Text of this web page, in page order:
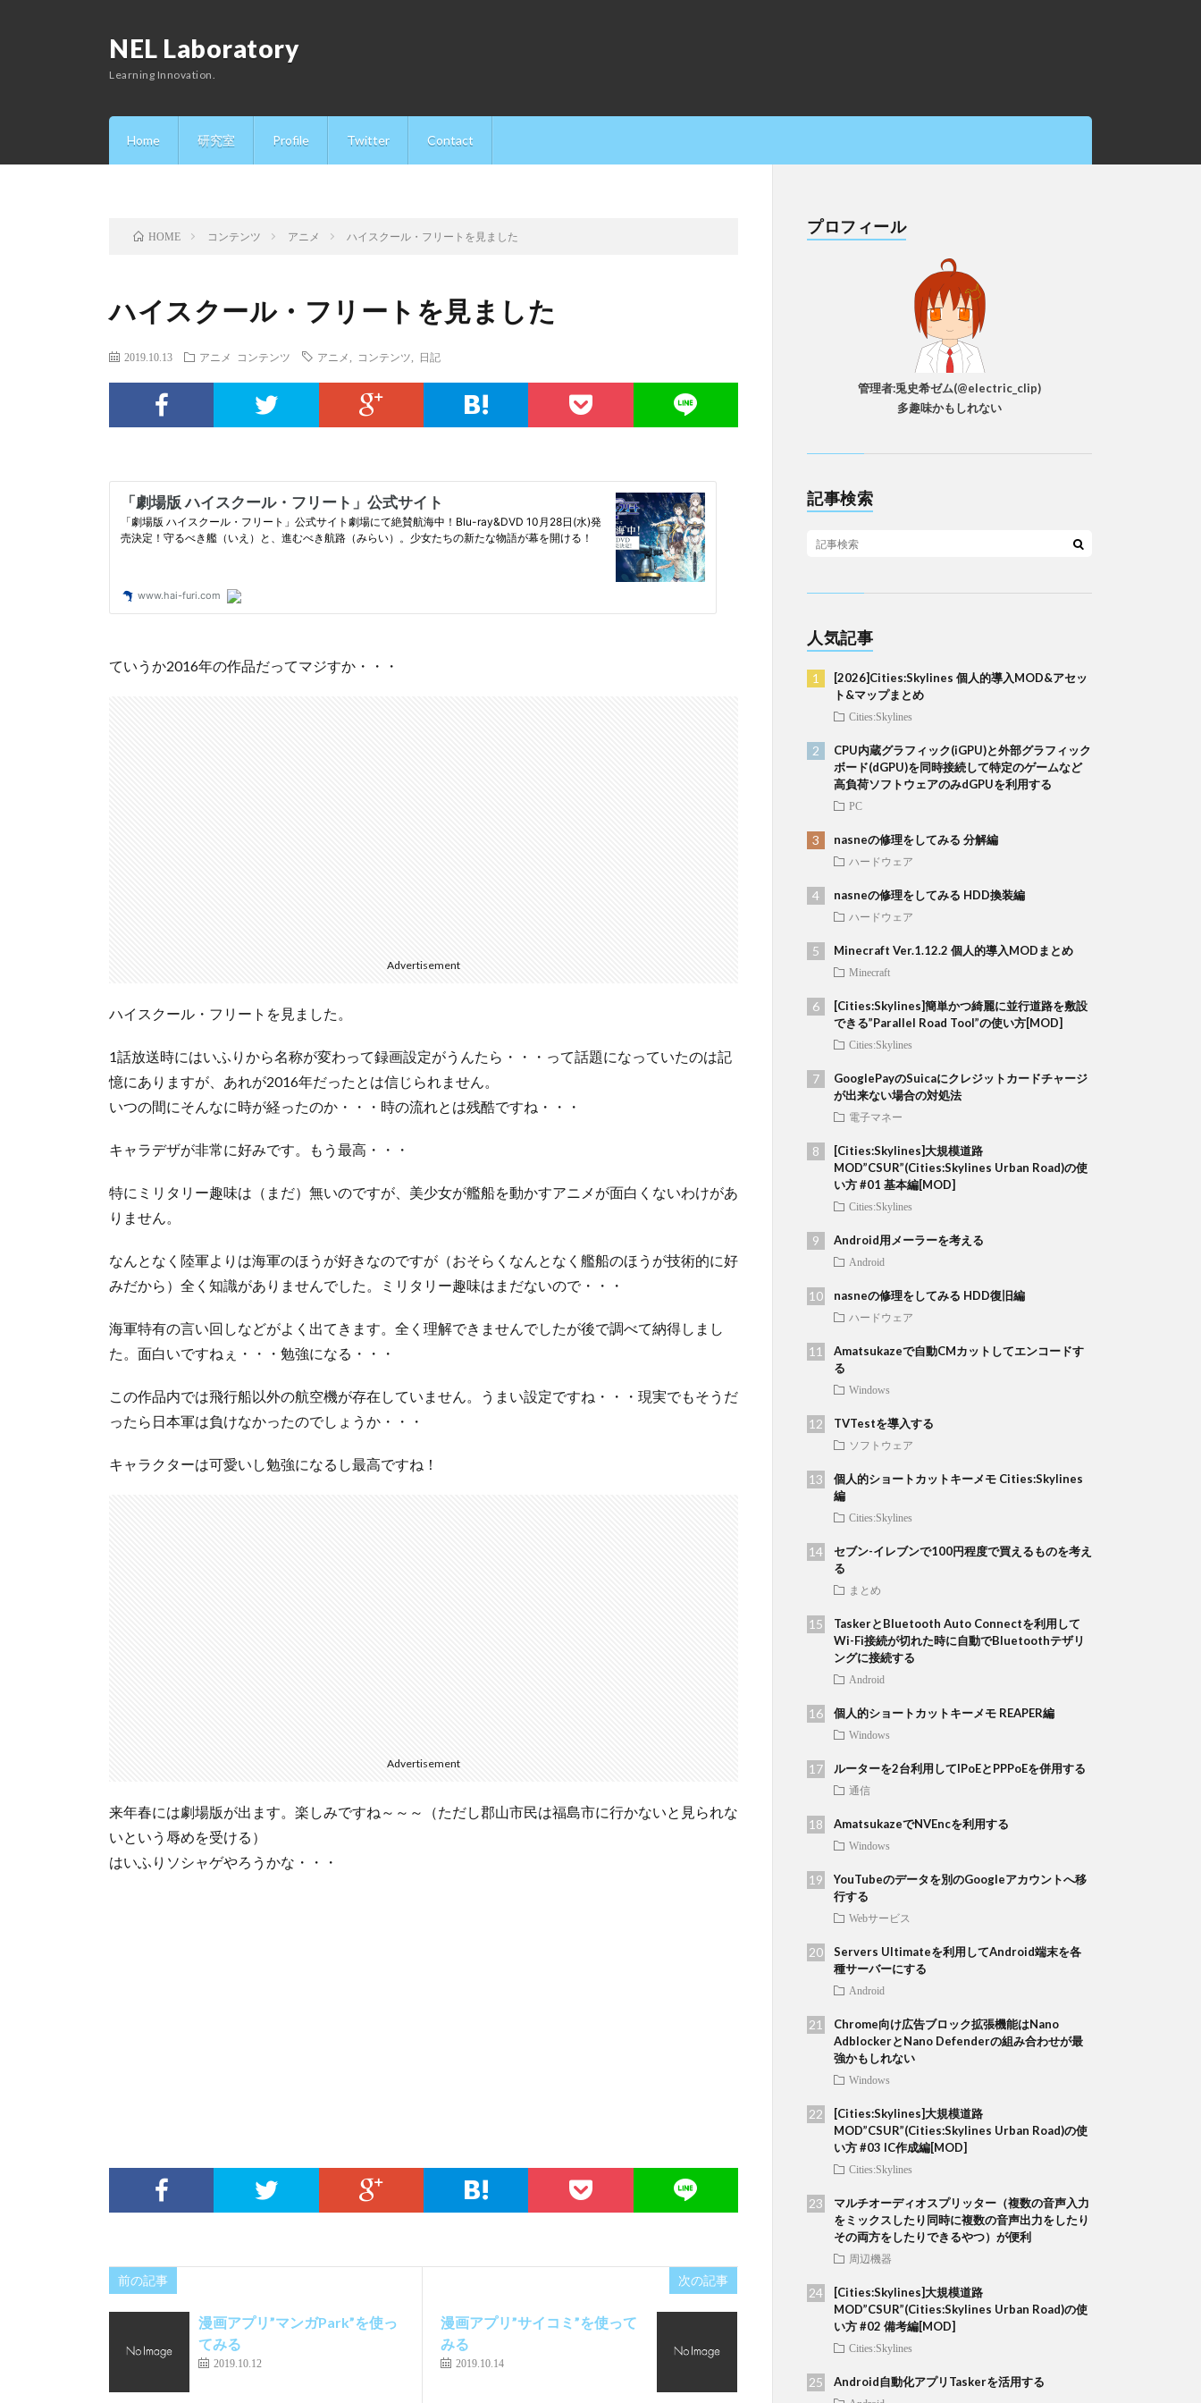
NEL Laboratory
Learning Innovation.
Home 研究室 Profile Twitter Contact
HOME コンテンツ アニメ ハイスクール・フリートを見ました
ハイスクール・フリートを見ました
2019.10.13 アニメ コンテンツ アニメ コンテンツ 日記
ていうか2016年の作品だってマジすか・・・
Advertisement
ハイスクール・フリートを見ました。
1話放送時にはいふりから名称が変わって録画設定がうんたら・・・って話題になっていたのは記
憶にありますが、あれが2016年だったとは信じられません。
いつの間にそんなに時が経ったのか・・・時の流れとは残酷ですね・・・
キャラデザが非常に好みです。もう最高・・・
特にミリタリー趣味は（まだ）無いのですが、美少女が艦船を動かすアニメが面白くないわけがあ
りません。
なんとなく陸軍よりは海軍のほうが好きなのですが（おそらくなんとなく艦船のほうが技術的に好
みだから）全く知識がありませんでした。ミリタリー趣味はまだないので・・・
海軍特有の言い回しなどがよく出てきます。全く理解できませんでしたが後で調べて納得しまし
た。面白いですねぇ・・・勉強になる・・・
この作品内では飛行船以外の航空機が存在していません。うまい設定ですね・・・現実でもそうだ
ったら日本軍は負けなかったのでしょうか・・・
キャラクターは可愛いし勉強になるし最高ですね！
Advertisement
来年春には劇場版が出ます。楽しみですね～～～（ただし郡山市民は福島市に行かないと見られな
いという辱めを受ける）
はいふりソシャゲやろうかな・・・
前の記事
漫画アプリ”マンガPark”を使っ
てみる
2019.10.12
次の記事
漫画アプリ”サイコミ”を使って
みる
2019.10.14
プロフィール
管理者:兎史希ゼム(@electric_clip)
多趣味かもしれない
記事検索
人気記事
[2026]Cities:Skylines 個人的導入MOD&アセッ
ト&マップまとめ
Cities:Skylines
CPU内蔵グラフィック(iGPU)と外部グラフィック
ボード(dGPU)を同時接続して特定のゲームなど
高負荷ソフトウェアのみdGPUを利用する
PC
nasneの修理をしてみる 分解編
ハードウェア
nasneの修理をしてみる HDD換装編
ハードウェア
Minecraft Ver.1.12.2 個人的導入MODまとめ
Minecraft
[Cities:Skylines]簡単かつ綺麗に並行道路を敷設
できる”Parallel Road Tool”の使い方[MOD]
Cities:Skylines
GooglePayのSuicaにクレジットカードチャージ
が出来ない場合の対処法
電子マネー
[Cities:Skylines]大規模道路
MOD”CSUR”(Cities:Skylines Urban Road)の使
い方 #01 基本編[MOD]
Cities:Skylines
Android用メーラーを考える
Android
nasneの修理をしてみる HDD復旧編
ハードウェア
Amatsukazeで自動CMカットしてエンコードす
る
Windows
TVTestを導入する
ソフトウェア
個人的ショートカットキーメモ Cities:Skylines
編
Cities:Skylines
セブン-イレブンで100円程度で買えるものを考え
る
まとめ
TaskerとBluetooth Auto Connectを利用して
Wi-Fi接続が切れた時に自動でBluetoothテザリ
ングに接続する
Android
個人的ショートカットキーメモ REAPER編
Windows
ルーターを2台利用してIPoEとPPPoEを併用する
通信
AmatsukazeでNVEncを利用する
Windows
YouTubeのデータを別のGoogleアカウントへ移
行する
Webサービス
Servers Ultimateを利用してAndroid端末を各
種サーバーにする
Android
Chrome向け広告ブロック拡張機能はNano
AdblockerとNano Defenderの組み合わせが最
強かもしれない
Windows
[Cities:Skylines]大規模道路
MOD”CSUR”(Cities:Skylines Urban Road)の使
い方 #03 IC作成編[MOD]
Cities:Skylines
マルチオーディオスプリッター（複数の音声入力
をミックスしたり同時に複数の音声出力をしたり
その両方をしたりできるやつ）が便利
周辺機器
[Cities:Skylines]大規模道路
MOD”CSUR”(Cities:Skylines Urban Road)の使
い方 #02 備考編[MOD]
Cities:Skylines
Android自動化アプリTaskerを活用する